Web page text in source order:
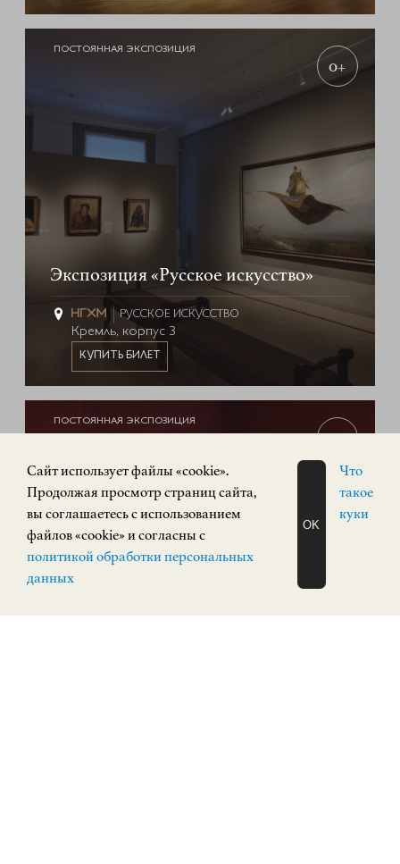
ПОСТОЯННАЯ ЭКСПОЗИЦИЯ
0+
Экспозиция «Русское искусство»
РУССКОЕ ИСКУССТВО
Кремль, корпус 3
КУПИТЬ БИЛЕТ
ПОСТОЯННАЯ ЭКСПОЗИЦИЯ
0+
ЗАПИСАТЬСЯ
НА ЭКСКУРСИЮ
Cайт использует файлы «cookie».
Продолжая просмотр страниц сайта,
вы соглашаетесь с использованием
файлов «cookie» и согласны с
политикой обработки персональных
данных
OK
Что
такое
куки